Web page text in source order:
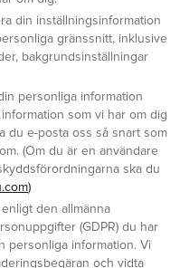
din inställningsinformation
gränssnitt, inklusive
bakgrundsinställningar
personliga information
som vi har om dig
du e-posta oss så snart som
(Om du är en användare
ska du
)
den allmänna
(GDPR) du har
personliga information. Vi
och vidta